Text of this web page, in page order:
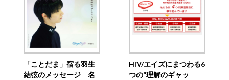
「ことだま」宿る羽生
結弦のメッセージ 名
HIV/エイズにまつわる6
つの“理解のギャッ